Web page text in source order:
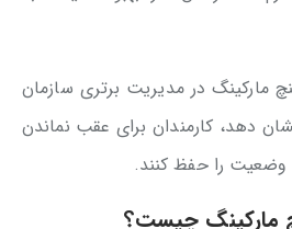
مارکینگ در مدیریت برتری سازمان
دهد، کارمندان برای عقب نماندن
وضعیت را حفظ کنند.
مارکینگ چیست؟